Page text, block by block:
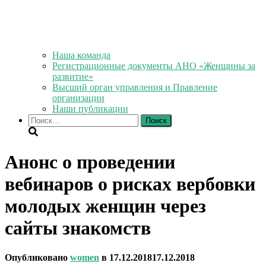
Наша команда
Регистрационные документы АНО «Женщины за
развитие»
Высший орган управления и Правление
организации
Наши публикации
Найти:
Анонс о проведении
вебинаров о рисках вербовки
молодых женщин через
сайты знакомств
Опубликовано women в 17.12.201817.12.2018